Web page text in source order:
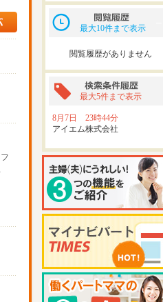
最大10件まで表示
閲覧履歴がありません
最大5件まで表示
8月7日 23時44分
アイエム株式会社